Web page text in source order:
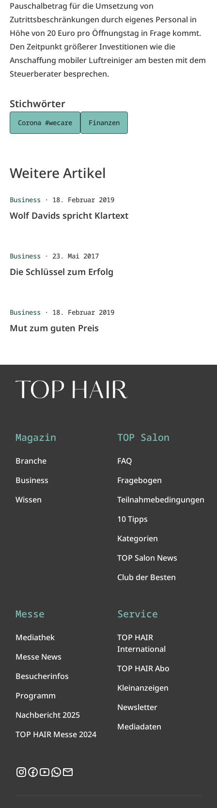
Pauschalbetrag für die Umsetzung von
Zutrittsbeschränkungen durch eigenes Personal in
Höhe von 20 Euro pro Öffnungstag in Frage kommt.
Den Zeitpunkt größerer Investitionen wie die
Anschaffung mobiler Luftreiniger am besten mit dem
Steuerberater besprechen.
Stichwörter
Corona #wecare Finanzen
Weitere Artikel
Business · 18. Februar 2019
Wolf Davids spricht Klartext
Business · 23. Mai 2017
Die Schlüssel zum Erfolg
Business · 18. Februar 2019
Mut zum guten Preis
Magazin
Branche
Business
Wissen
TOP Salon
FAQ
Fragebogen
Teilnahmebedingungen
10 Tipps
Kategorien
TOP Salon News
Club der Besten
Messe
Mediathek
Messe News
Besucherinfos
Programm
Nachbericht 2025
TOP HAIR Messe 2024
Service
TOP HAIR
International
TOP HAIR Abo
Kleinanzeigen
Newsletter
Mediadaten
Instagram
Facebook
YouTubeWhatsApp